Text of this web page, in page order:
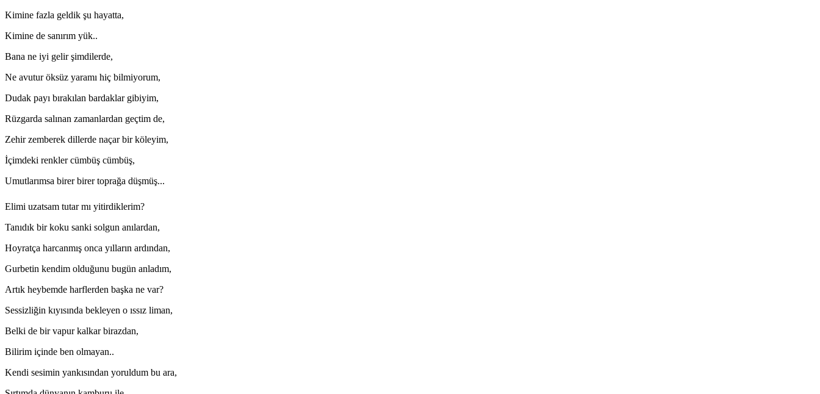
Kimine fazla geldik şu hayatta,
Kimine de sanırım yük..
Bana ne iyi gelir şimdilerde,
Ne avutur öksüz yaramı hiç bilmiyorum,
Dudak payı bırakılan bardaklar gibiyim,
Rüzgarda salınan zamanlardan geçtim de,
Zehir zemberek dillerde naçar bir köleyim,
İçimdeki renkler cümbüş cümbüş,
Umutlarımsa birer birer toprağa düşmüş...
Elimi uzatsam tutar mı yitirdiklerim?
Tanıdık bir koku sanki solgun anılardan,
Hoyratça harcanmış onca yılların ardından,
Gurbetin kendim olduğunu bugün anladım,
Artık heybemde harflerden başka ne var?
Sessizliğin kıyısında bekleyen o ıssız liman,
Belki de bir vapur kalkar birazdan,
Bilirim içinde ben olmayan..
Kendi sesimin yankısından yoruldum bu ara,